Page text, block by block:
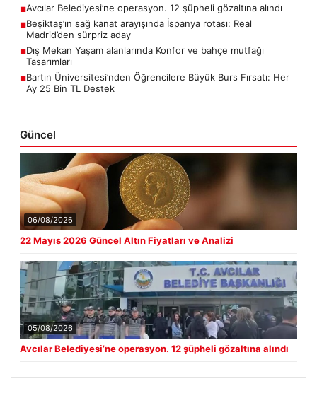
■Avcılar Belediyesi’ne operasyon. 12 şüpheli gözaltına alındı
■Beşiktaş’ın sağ kanat arayışında İspanya rotası: Real
Madrid’den sürpriz aday
■Dış Mekan Yaşam alanlarında Konfor ve bahçe mutfağı
Tasarımları
■Bartın Üniversitesi’nden Öğrencilere Büyük Burs Fırsatı: Her
Ay 25 Bin TL Destek
Güncel
06/08/2026
22 Mayıs 2026 Güncel Altın Fiyatları ve Analizi
05/08/2026
Avcılar Belediyesi’ne operasyon. 12 şüpheli gözaltına alındı